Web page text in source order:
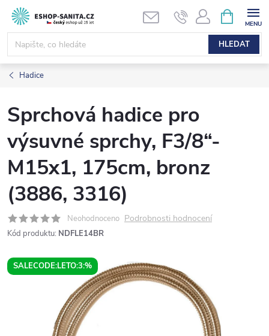
Přejít
obsah
HLEDAT
NÁKUPNÍ
KOŠÍK
Hadice
Sprchová hadice pro
výsuvné sprchy, F3/8“-
M15x1, 175cm, bronz
(3886, 3316)
Neohodnoceno Podrobnosti hodnocení
Kód produktu: NDFLE14BR
SALECODE:LETO:3:%